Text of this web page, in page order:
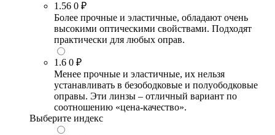
1.56 0 ₽
Более прочные и эластичные, обладают очень
высокими оптическими свойствами. Подходят
практически для любых оправ.
1.6 0 ₽
Менее прочные и эластичные, их нельзя
устанавливать в безободковые и полуободковые
оправы. Эти линзы – отличный вариант по
соотношению «цена-качество».
Выберите индекс